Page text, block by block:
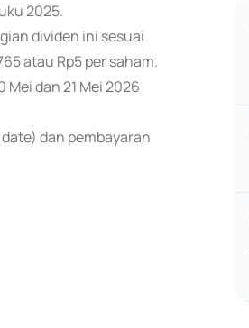
2025.
dividen ini sesuai
atau Rp5 per saham.
dan 21 Mei 2026
dan pembayaran